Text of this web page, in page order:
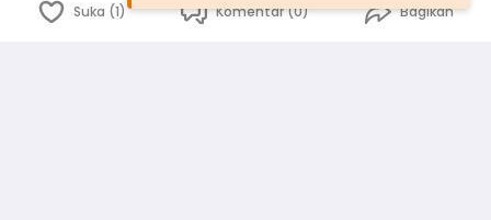
Suka (1) Komentar (0) Bagikan